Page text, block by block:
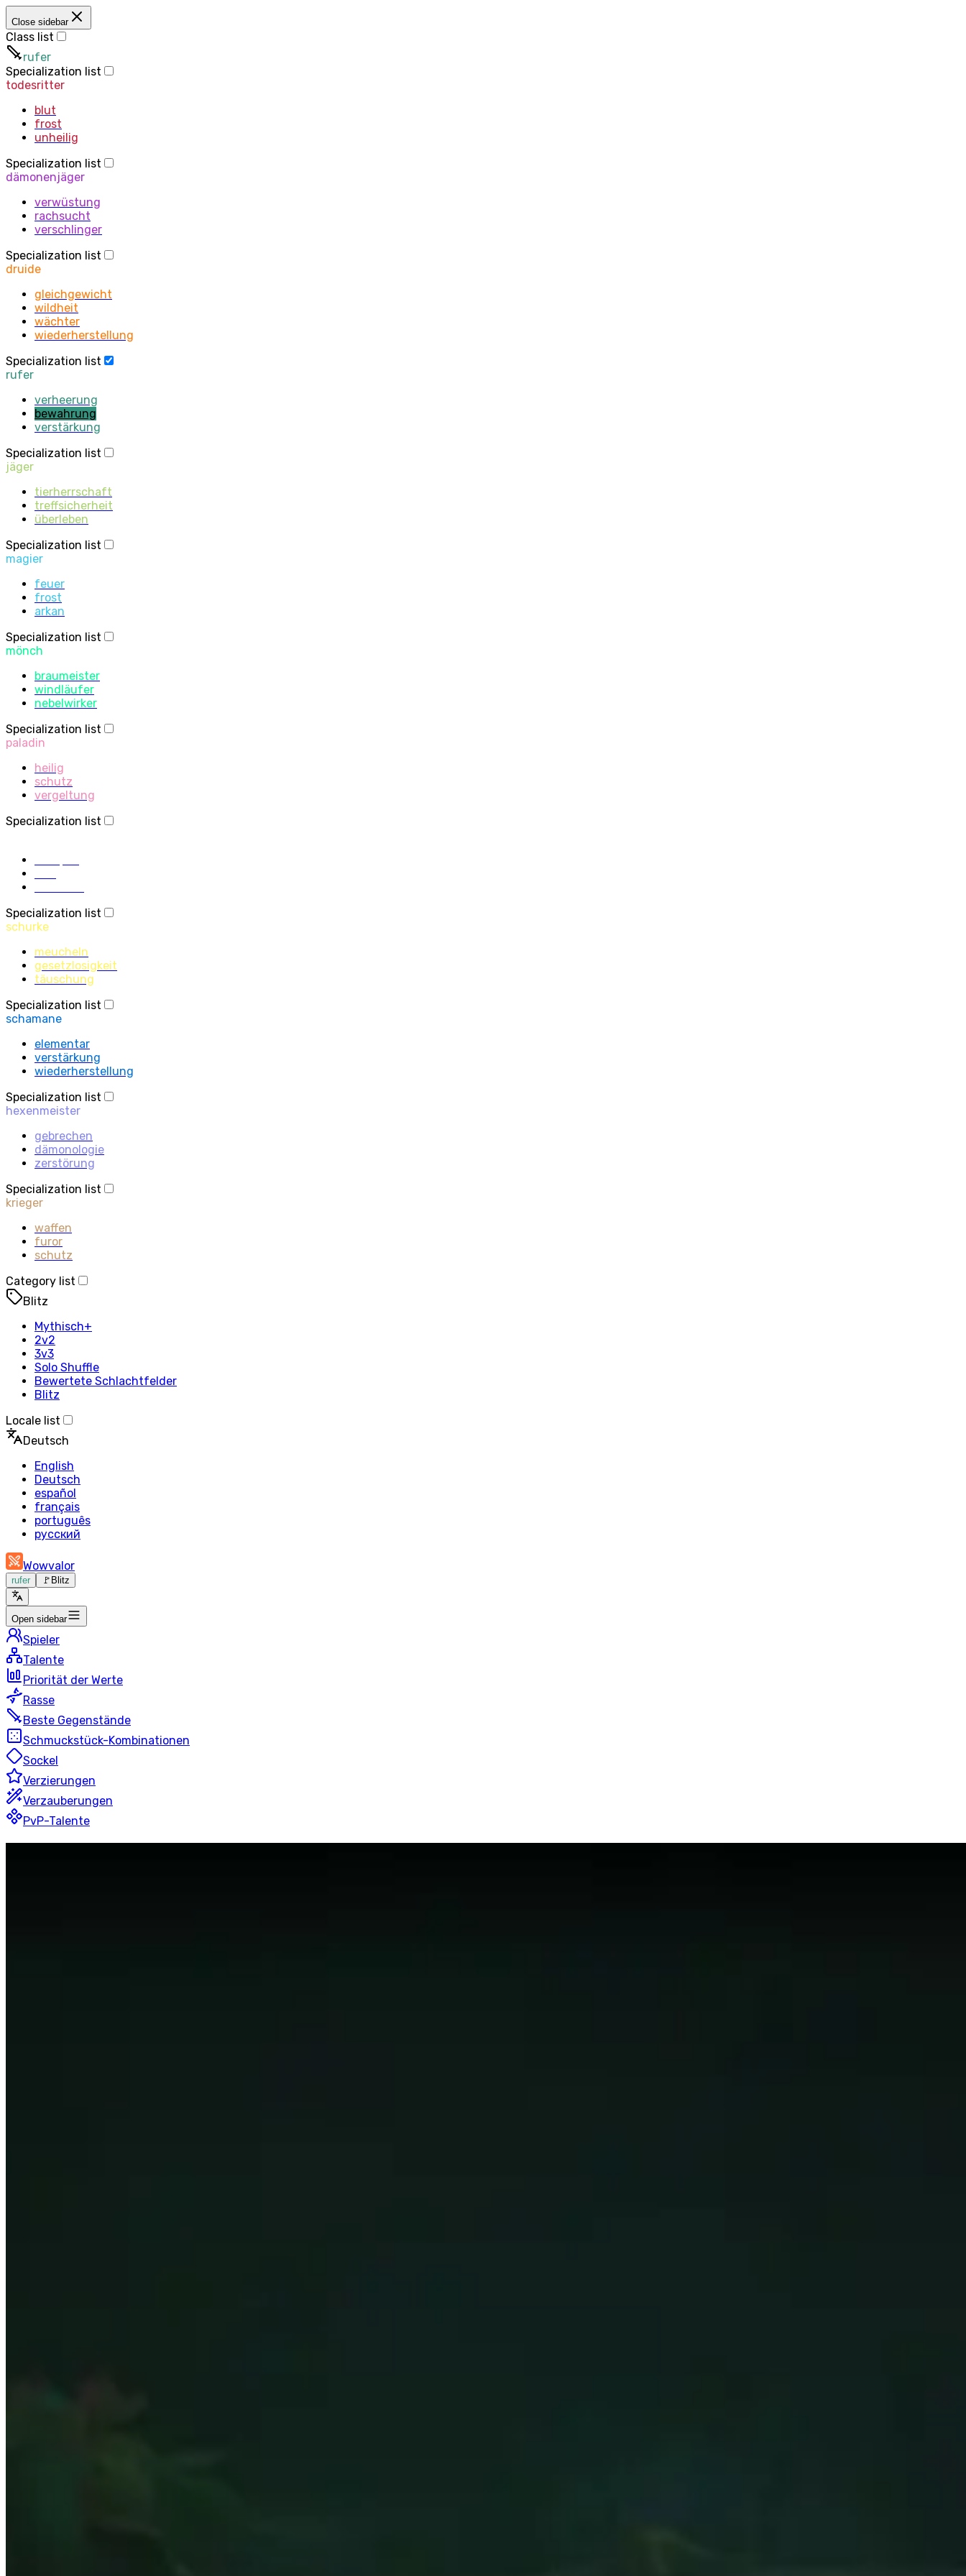
Close sidebar
Class list
rufer
Specialization list
todesritter
blut
frost
unheilig
Specialization list
dämonenjäger
verwüstung
rachsucht
verschlinger
Specialization list
druide
gleichgewicht
wildheit
wächter
wiederherstellung
Specialization list
rufer
verheerung
bewahrung
verstärkung
Specialization list
jäger
tierherrschaft
treffsicherheit
überleben
Specialization list
magier
feuer
frost
arkan
Specialization list
mönch
braumeister
windläufer
nebelwirker
Specialization list
paladin
heilig
schutz
vergeltung
Specialization list
Specialization list
schurke
meucheln
gesetzlosigkeit
täuschung
Specialization list
schamane
elementar
verstärkung
wiederherstellung
Specialization list
hexenmeister
gebrechen
dämonologie
zerstörung
Specialization list
krieger
waffen
furor
schutz
Category list
Blitz
Mythisch+
2v2
3v3
Solo Shuffle
Bewertete Schlachtfelder
Blitz
Locale list
Deutsch
English
Deutsch
español
français
português
русский
Wowvalor
rufer 🚩 Blitz
Open sidebar
Spieler
Talente
Priorität der Werte
Rasse
Beste Gegenstände
Schmuckstück-Kombinationen
Sockel
Verzierungen
Verzauberungen
PvP-Talente